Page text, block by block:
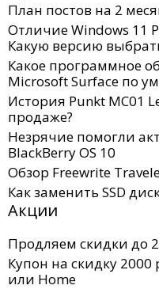
План постов на 2
Отличие Windows 11
Какую версию
Какое программное
Microsoft Surface по
История Punkt MC01
продаже?
Незрячие помогли
BlackBerry OS 10
Обзор Freewrite
Как заменить SSD
Акции
Продляем скидки до
Купон на скидку 2000
или Home